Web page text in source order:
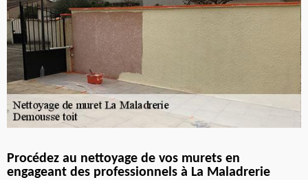
Procédez au nettoyage de vos murets en
engageant des professionnels à La Maladrerie